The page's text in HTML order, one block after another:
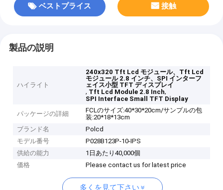
ベストプライス 接触
製品の説明
ハイライト
240x320 Tft Lcd モジュール、Tft Lcd
モジュール 2.8 インチ、SPI インターフ
ェイス小型 TFT ディスプレイ
, Tft Lcd Module 2.8 Inch,
SPI Interface Small TFT Display
パッケージの詳細
FCLのサイズ:40*30*20cm/サンプルの包
装:20*18*13cm
ブランド名
Polcd
モデル番号
P028B123P-10-IPS
供給の能力
1日あたり40,000個
価格
Please contact us for latest price
多くを見て下さい